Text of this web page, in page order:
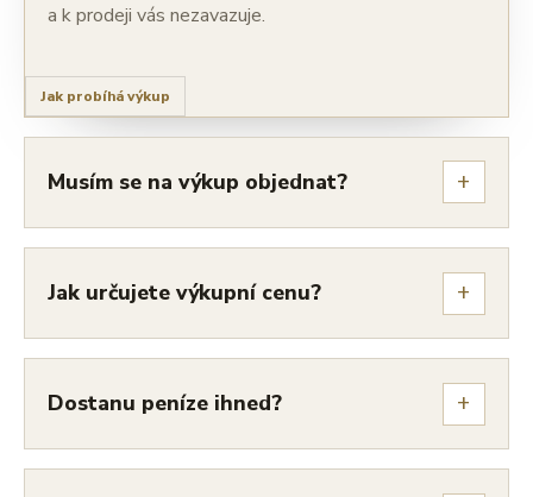
a k prodeji vás nezavazuje.
Jak probíhá výkup
Musím se na výkup objednat? +
Jak určujete výkupní cenu? +
Dostanu peníze ihned? +